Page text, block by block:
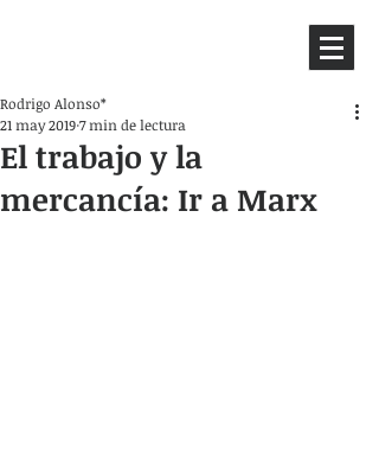
El trabajo y la
mercancía: Ir a Marx
Rodrigo Alonso*
21 may 20197 min de lectura